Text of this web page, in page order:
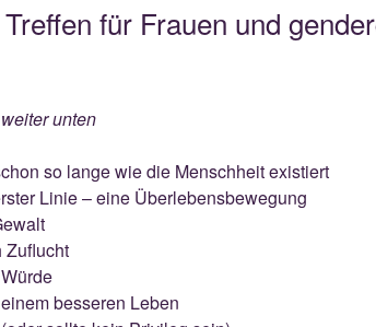
für Frauen und
unten
so lange wie die Menschheit existiert
Linie – eine Überlebensbewegung
Zuflucht
besseren Leben